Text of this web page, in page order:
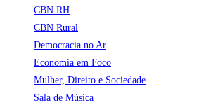
CBN RH
CBN Rural
Democracia no Ar
Economia em Foco
Mulher, Direito e Sociedade
Sala de Música